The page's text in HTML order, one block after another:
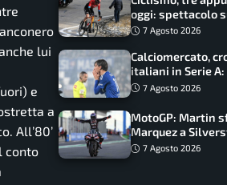
lui
e
a
All’80’
conto
oggi: spettacolo
Ventoux, orari e
7 Agosto 2026
Calciomercato,
italiani in Serie
svolta dopo il
7 Agosto 2026
MotoGP: Martin
Marquez a
programma e gli
7 Agosto 2026